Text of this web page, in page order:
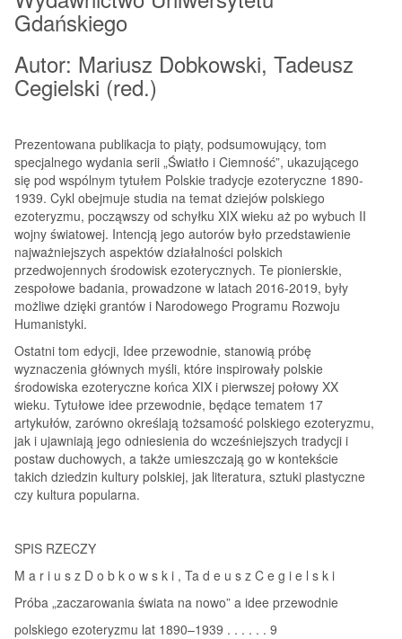
Gdańskiego
Autor: Mariusz Dobkowski, Tadeusz
Cegielski (red.)
Prezentowana publikacja to piąty, podsumowujący, tom
specjalnego wydania serii „Światło i Ciemność”, ukazującego
się pod wspólnym tytułem Polskie tradycje ezoteryczne 1890-
1939. Cykl obejmuje studia na temat dziejów polskiego
ezoteryzmu, począwszy od schyłku XIX wieku aż po wybuch II
wojny światowej. Intencją jego autorów było przedstawienie
najważniejszych aspektów działalności polskich
przedwojennych środowisk ezoterycznych. Te pionierskie,
zespołowe badania, prowadzone w latach 2016-2019, były
możliwe dzięki grantów i Narodowego Programu Rozwoju
Humanistyki.
Ostatni tom edycji, Idee przewodnie, stanowią próbę
wyznaczenia głównych myśli, które inspirowały polskie
środowiska ezoteryczne końca XIX i pierwszej połowy XX
wieku. Tytułowe idee przewodnie, będące tematem 17
artykułów, zarówno określają tożsamość polskiego ezoteryzmu,
jak i ujawniają jego odniesienia do wcześniejszych tradycji i
postaw duchowych, a także umieszczają go w kontekście
takich dziedzin kultury polskiej, jak literatura, sztuki plastyczne
czy kultura popularna.
SPIS RZECZY
M a r i u s z D o b k o w s k i , Ta d e u s z C e g i e l s k i
Próba „zaczarowania świata na nowo” a idee przewodnie
polskiego ezoteryzmu lat 1890–1939 . . . . . . 9